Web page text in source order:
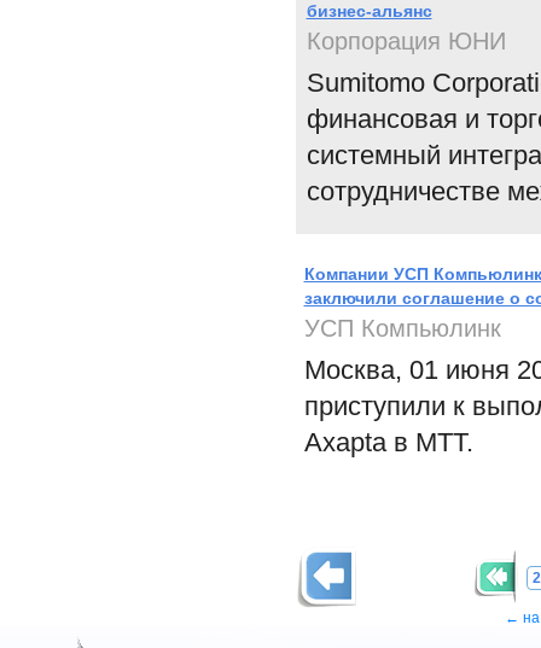
бизнес-альянс
Корпорация ЮНИ
Sumitomo
финансовая и
системный
сотрудничестве
Компании УСП
заключили соглашение о
УСП Компьюлинк
Москва, 01 июня
приступили к
Axapta в МТТ.
← на